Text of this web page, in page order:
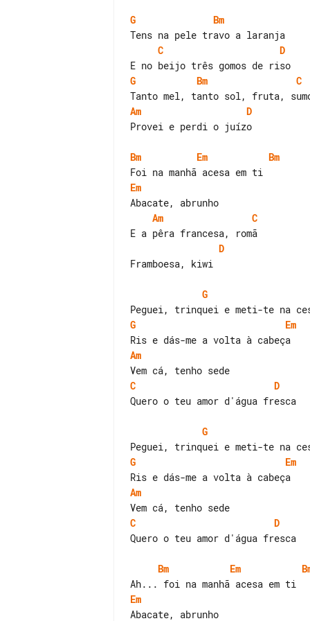
G
Bm
C
D
G
Bm C
Am
D
Provei e perdi o juízo
Bm Em
Bm
Em
Am
C
D
Framboesa, kiwi
G
G
Em
Am
C
D
Quero o teu amor d'água fresca
G
G
Em
Am
C
D
Quero o teu amor d'água fresca
Bm Em
Em